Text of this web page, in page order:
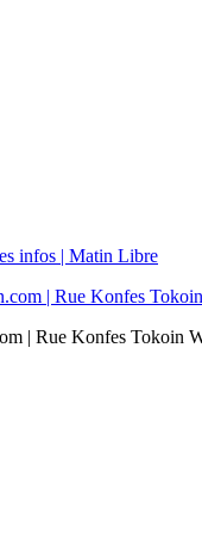
infos | Matin Libre
| Rue Konfes Tokoin